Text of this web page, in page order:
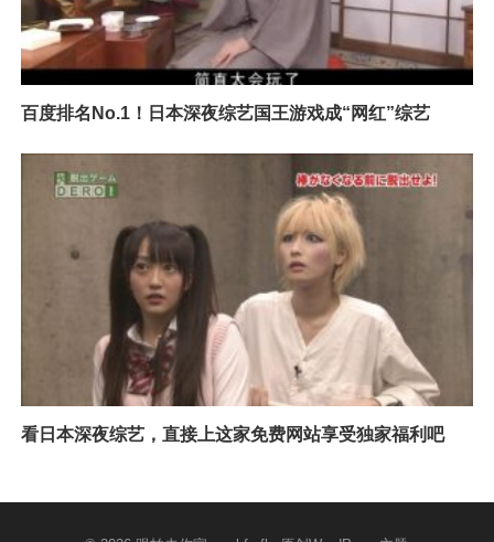
百度排名No.1！日本深夜综艺国王游戏成“网红”综艺
看日本深夜综艺，直接上这家免费网站享受独家福利吧